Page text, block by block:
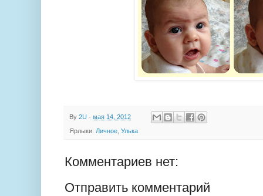
By 2U - мая 14, 2012
Ярлыки: Личное Улька
Комментариев нет:
Отправить комментарий